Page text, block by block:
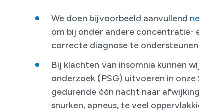
We doen bijvoorbeeld aanvullend
om bij onder andere concentratie-
correcte diagnose te
Bij klachten van insomnia kunnen
onderzoek (PSG) uitvoeren in onze
gedurende één nacht naar
snurken, apneus, te veel